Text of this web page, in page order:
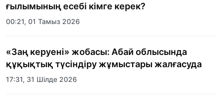
ғылымының есебі кімге керек?
00:21, 01 Тамыз 2026
«Заң керуені» жобасы: Абай облысында
құқықтық түсіндіру жұмыстары жалғасуда
17:31, 31 Шілде 2026